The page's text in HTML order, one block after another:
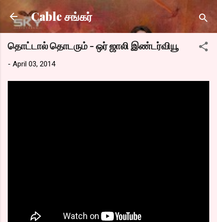
Skip to main content
Cable சங்கர்
தொட்டால் தொடரும் - ஒர் ஜாலி இண்டர்வியூ
- April 03, 2014